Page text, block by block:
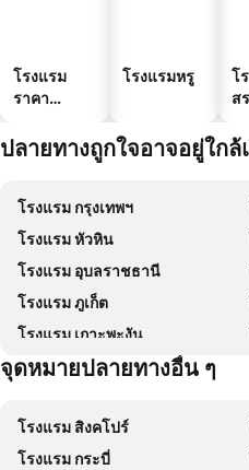
โรงแรม
ราคา
โรงแรมหรู
โ
ส
ปลายทางถูกใจอาจอยู่ใก
โรงแรม กรุงเทพฯ
โรงแรม หัวหิน
โรงแรม อุบลราชธานี
โรงแรม ภูเก็ต
โรงแรม เกาะพะงัน
โรงแรม เกาะฟุก๊ว
จุดหมายปลายทางอื่น ๆ
โรงแรม สิงคโปร์
โรงแรม กระบี่